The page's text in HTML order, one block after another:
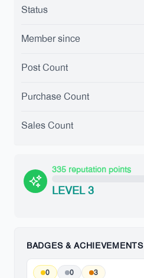
Status
Member since
Post Count
Purchase Count
Sales Count
335 reputation points
LEVEL 3
BADGES & ACHIEVEMENTS
0 0 3